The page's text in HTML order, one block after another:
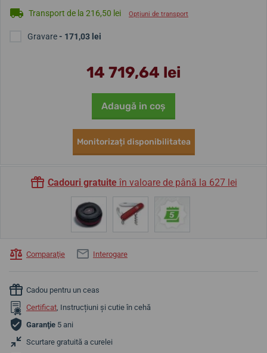
Transport de la 216,50 lei Opțiuni de transport
Gravare- 171,03 lei
14 719,64 lei
Adaugă in coş
Monitorizați disponibilitatea
Cadouri gratuiteîn valoare de până la 627 lei
Comparaţie Interogare
Cadou pentru un ceas
Certificat, Instrucțiuni și cutie în cehă
Garanţie 5 ani
Scurtare gratuită a curelei